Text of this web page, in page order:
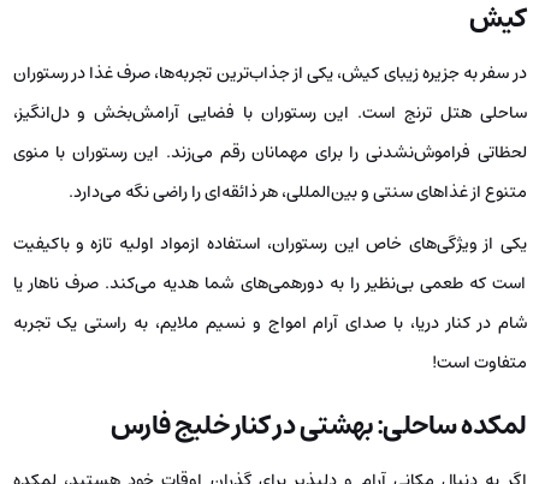
کیش
در سفر به جزیره زیبای کیش، یکی از جذاب‌ترین تجربه‌ها، صرف غذا در رستوران
ساحلی هتل ترنج است. این رستوران با فضایی آرامش‌بخش و دل‌انگیز،
لحظاتی فراموش‌نشدنی را برای مهمانان رقم می‌زند. این رستوران با منوی
متنوع از غذاهای سنتی و بین‌المللی، هر ذائقه‌ای را راضی نگه می‌دارد.
یکی از ویژگی‌های خاص این رستوران، استفاده ازمواد اولیه تازه و باکیفیت
است که طعمی بی‌نظیر را به دورهمی‌های شما هدیه می‌کند. صرف ناهار یا
شام در کنار دریا، با صدای آرام امواج و نسیم ملایم، به راستی یک تجربه
متفاوت است!
لمکده ساحلی: بهشتی در کنار خلیج فارس